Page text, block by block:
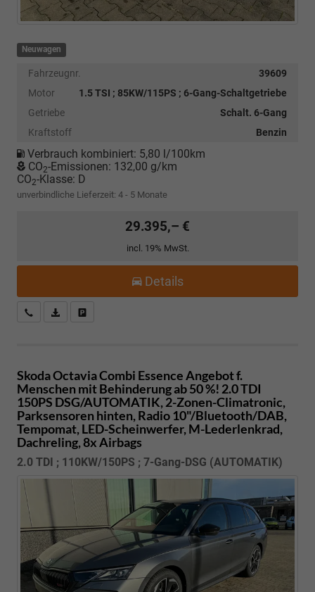
Neuwagen
Fahrzeugnr.
39609
Motor
1.5 TSI ; 85KW/115PS ; 6-Gang-Schaltgetriebe
Getriebe
Schalt. 6-Gang
Kraftstoff
Benzin
Verbrauch kombiniert: 5,80 l/100km
CO2-Emissionen: 132,00 g/km
CO2-Klasse: D
unverbindliche Lieferzeit: 4 - 5 Monate
29.395,– €
incl. 19% MwSt.
Details
Kostenloser Rückruf-Service
PDF-Datei, Fahrzeugexposé drucken
Skoda Octavia Combi Essence Angebot f.
Menschen mit Behinderung ab 50 %! 2.0 TDI
150PS DSG/AUTOMATIK, 2-Zonen-Climatronic,
Parksensoren hinten, Radio 10"/Bluetooth/DAB,
Tempomat, LED-Scheinwerfer, M-Lederlenkrad,
Dachreling, 8x Airbags
2.0 TDI ; 110KW/150PS ; 7-Gang-DSG (AUTOMATIK)